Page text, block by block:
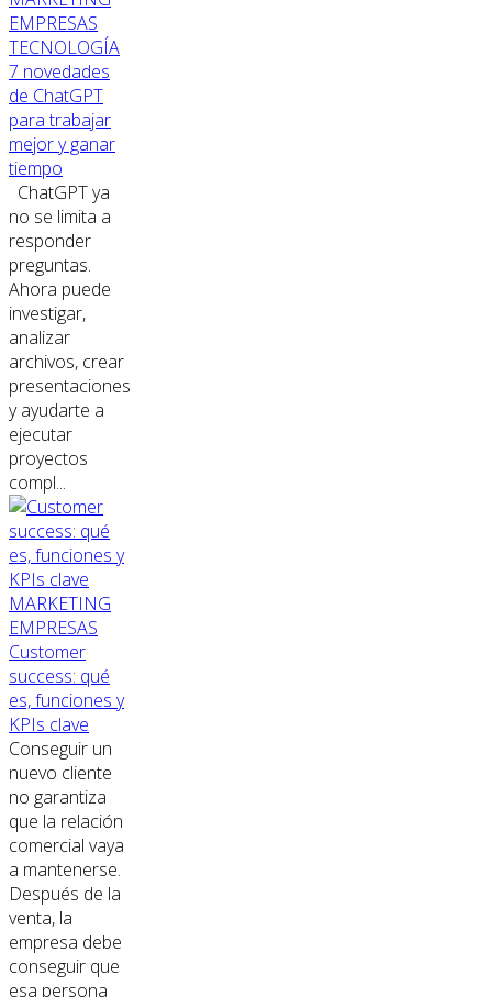
EMPRESAS
TECNOLOGÍA
7 novedades
de ChatGPT
para trabajar
mejor y ganar
tiempo
ChatGPT ya
no se limita a
responder
preguntas.
Ahora puede
investigar,
analizar
archivos, crear
presentaciones
y ayudarte a
ejecutar
proyectos
compl...
MARKETING
EMPRESAS
Customer
success: qué
es, funciones y
KPIs clave
Conseguir un
nuevo cliente
no garantiza
que la relación
comercial vaya
a mantenerse.
Después de la
venta, la
empresa debe
conseguir que
esa persona